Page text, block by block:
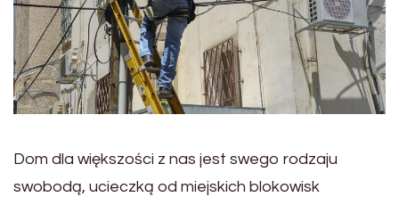
Dom dla większości z nas jest swego rodzaju
swobodą, ucieczką od miejskich blokowisk